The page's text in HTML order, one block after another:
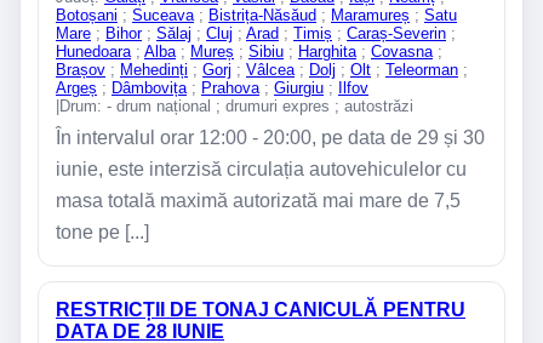
Botoșani ; Suceava ; Bistrița-Năsăud ; Maramureș ; Satu
Mare ; Bihor; Sălaj ; Cluj ; Arad ; Timiș ; Caraș-Severin ;
Hunedoara ; Alba ; Mureș ; Sibiu ; Harghita ; Covasna ;
Brașov ; Mehedinți ; Gorj ; Vâlcea ; Dolj ; Olt ; Teleorman ;
Argeș ; Dâmbovița ; Prahova ; Giurgiu ;
Ilfov
Drum: - drum național ; drumuri expres ; autostrăzi
În intervalul orar 12:00 - 20:00, pe data de 29 și 30
iunie, este interzisă circulația autovehiculelor cu
masa totală maximă autorizată mai mare de 7,5
tone pe [...]
RESTRICȚII DE TONAJ CANICULĂ PENTRU
DATA DE 28 IUNIE